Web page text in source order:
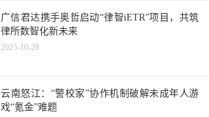
广信君达携手奥哲启动“律智iETR”项目，共筑
律所数智化新未来
2025-10-28
云南怒江：“警校家”协作机制破解未成年人游
戏“氪金”难题